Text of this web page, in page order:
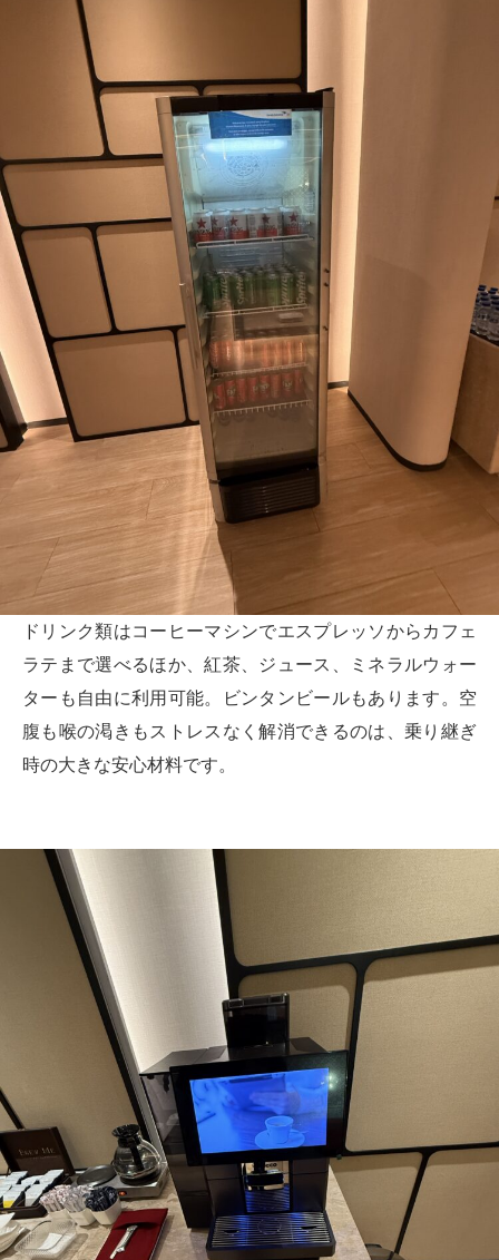
ドリンク類はコーヒーマシンでエスプレッソからカフェ
ラテまで選べるほか、紅茶、ジュース、ミネラルウォー
ターも自由に利用可能。ビンタンビールもあります。空
腹も喉の渇きもストレスなく解消できるのは、乗り継ぎ
時の大きな安心材料です。